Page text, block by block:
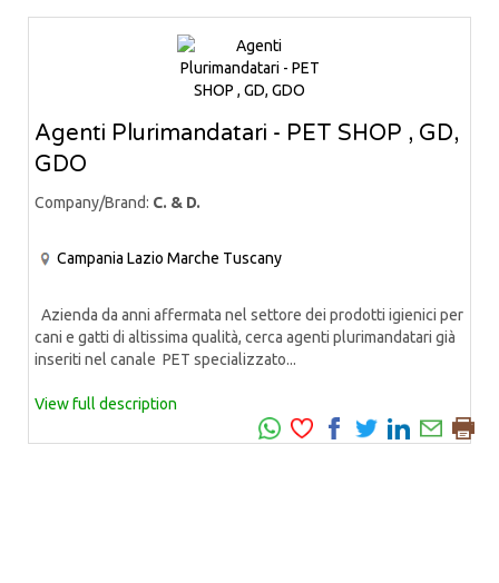
Agenti Plurimandatari - PET SHOP , GD,
GDO
Company/Brand: C. & D.
Campania Lazio Marche Tuscany
Azienda da anni affermata nel settore dei prodotti igienici per
cani e gatti di altissima qualità, cerca agenti plurimandatari già
inseriti nel canale PET specializzato...
View full description